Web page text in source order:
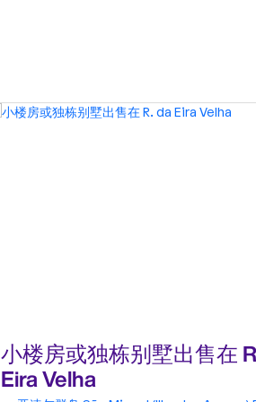
小楼房或独栋别墅出售在
Eira Velha